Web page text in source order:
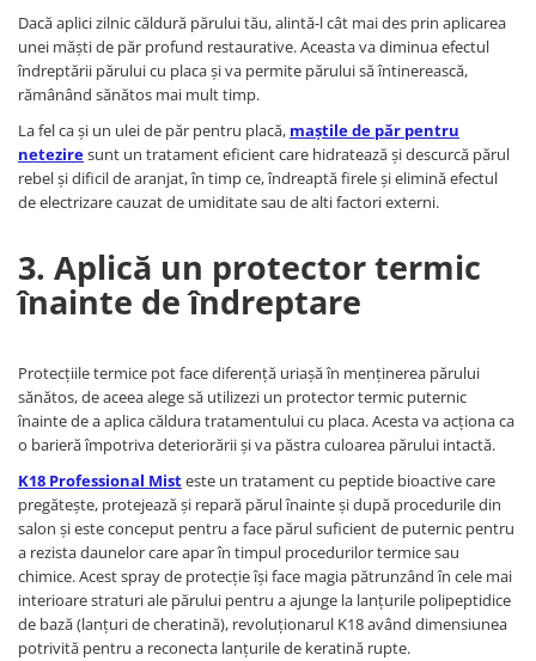
Dacă aplici zilnic căldură părului tău, alintă-l cât mai des prin aplicarea
unei măști de păr profund restaurative. Aceasta va diminua efectul
îndreptării părului cu placa și va permite părului să întinerească,
rămânând sănătos mai mult timp.
La fel ca și un ulei de păr pentru placă, maștile de păr pentru
neteziresunt un tratament eficient care hidratează și descurcă părul
rebel și dificil de aranjat, în timp ce, îndreaptă firele și elimină efectul
de electrizare cauzat de umiditate sau de alti factori externi.
3. Aplică un protector termic
înainte de îndreptare
Protecțiile termice pot face diferență uriașă în menținerea părului
sănătos, de aceea alege să utilizezi un protector termic puternic
înainte de a aplica căldura tratamentului cu placa. Acesta va acționa ca
o barieră împotriva deteriorării și va păstra culoarea părului intactă.
K18 Professional Misteste un tratament cu peptide bioactive care
pregătește, protejează și repară părul înainte și după procedurile din
salon și este conceput pentru a face părul suficient de puternic pentru
a rezista daunelor care apar în timpul procedurilor termice sau
chimice. Acest spray de protecție își face magia pătrunzând în cele mai
interioare straturi ale părului pentru a ajunge la lanțurile polipeptidice
de bază (lanțuri de cheratină), revoluționarul K18 având dimensiunea
potrivită pentru a reconecta lanțurile de keratină rupte.